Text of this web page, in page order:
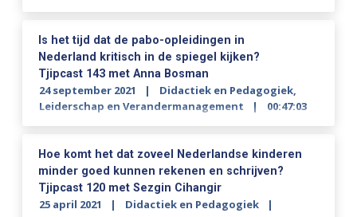
Is het tijd dat de pabo-opleidingen in
Nederland kritisch in de spiegel kijken?
Tjipcast 143 met Anna Bosman
24 september 2021 Didactiek en Pedagogiek,
Leiderschap en Verandermanagement
00:47:03
Hoe komt het dat zoveel Nederlandse kinderen
minder goed kunnen rekenen en schrijven?
Tjipcast 120 met Sezgin Cihangir
25 april 2021
Didactiek en Pedagogiek